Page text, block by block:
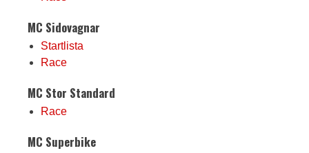
MC Sidovagnar
Startlista
Race
MC Stor Standard
Race
MC Superbike